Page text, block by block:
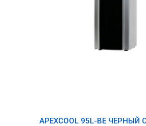
APEXCOOL 95L-BE ЧЕРНЫЙ